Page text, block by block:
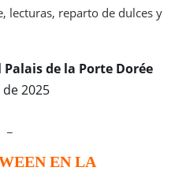
lecturas, reparto de dulces y
de la Porte Dorée
2025
EN LA